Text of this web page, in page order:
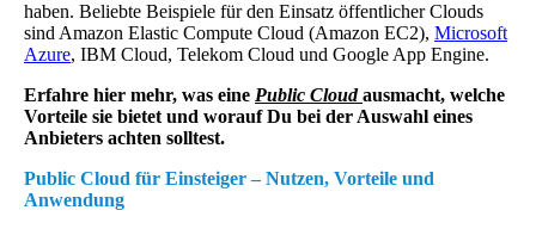
haben. Beliebte Beispiele für den Einsatz öffentlicher Clouds
sind Amazon Elastic Compute Cloud (Amazon EC2), Microsoft
Azure, IBM Cloud, Telekom Cloud und Google App Engine.
Erfahre hier mehr, was eine Public Cloud ausmacht, welche
Vorteile sie bietet und worauf Du bei der Auswahl eines
Anbieters achten solltest.
Public Cloud für Einsteiger – Nutzen, Vorteile und
Anwendung